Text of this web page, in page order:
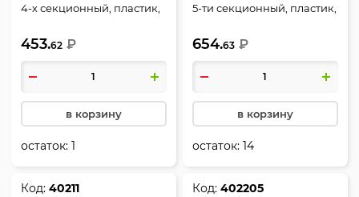
4-х секционный, пластик,
Стамм, ЛТ412
453.62 ₽
в корзину
остаток:1
5-ти секционный, пластик,
654.63 ₽
в корзину
остаток:14
Код:40211
Код:402205